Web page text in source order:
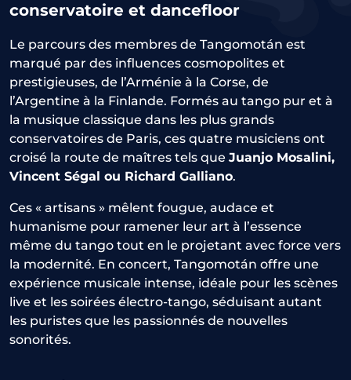
conservatoire et dancefloor
Le parcours des membres de Tangomotán est
marqué par des influences cosmopolites et
prestigieuses, de l’Arménie à la Corse, de
l’Argentine à la Finlande. Formés au tango pur et à
la musique classique dans les plus grands
conservatoires de Paris, ces quatre musiciens ont
croisé la route de maîtres tels que Juanjo Mosalini,
Vincent Ségal ou Richard Galliano.
Ces « artisans » mêlent fougue, audace et
humanisme pour ramener leur art à l’essence
même du tango tout en le projetant avec force vers
la modernité. En concert, Tangomotán offre une
expérience musicale intense, idéale pour les scènes
live et les soirées électro-tango, séduisant autant
les puristes que les passionnés de nouvelles
sonorités.